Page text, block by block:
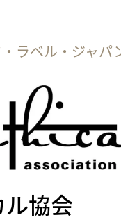
ラベル・ジャパ
協会